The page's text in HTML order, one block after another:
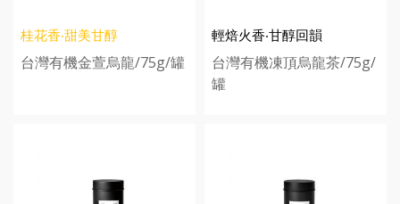
桂花香‧甜美甘醇
台灣有機金萱烏龍/75g/罐
輕焙火香‧甘醇回韻
台灣有機凍頂烏龍茶/75g/
罐